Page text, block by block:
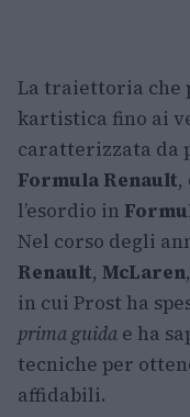
La traiettoria che
kartistica fino ai
caratterizzata da
Formula Renault,
l’esordio in
Nel corso degli
Renault, McLaren,
in cui Prost ha
prima guida e ha
tecniche per
affidabili.